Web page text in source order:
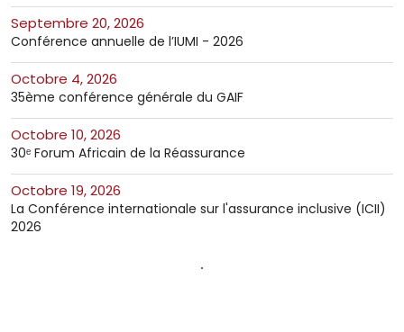
septembre 20, 2026
Conférence annuelle de l’IUMI - 2026
octobre 4, 2026
35ème conférence générale du GAIF
octobre 10, 2026
30ᵉ Forum Africain de la Réassurance
octobre 19, 2026
La Conférence internationale sur l'assurance inclusive (ICII)
2026